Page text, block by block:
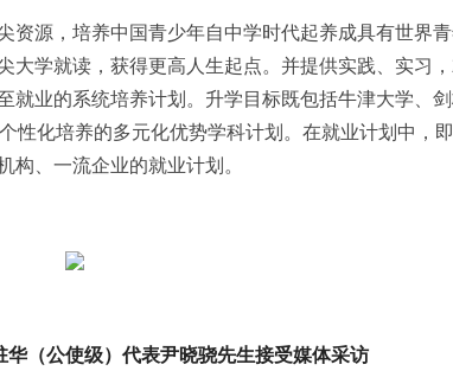
资源，培养中国青少年自中学时代起养成具有世界
大学就读，获得更高人生起点。并提供实践、实习
就业的系统培养计划。升学目标既包括牛津大学、
性化培养的多元化优势学科计划。在就业计划中，
构、一流企业的就业计划。
华（公使级）代表尹晓骁先生接受媒体采访